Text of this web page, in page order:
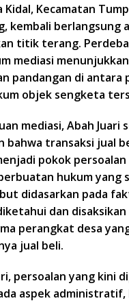
Kidal, Kecamatan
kembali berlangsung
titik terang.
mediasi
pandangan di antara
objek sengketa
mediasi, Abah Juari
bahwa transaksi jual
pokok
hukum yang
didasarkan pada
dan
perangkat desa
jual beli.
persoalan yang kini
aspek administratif,